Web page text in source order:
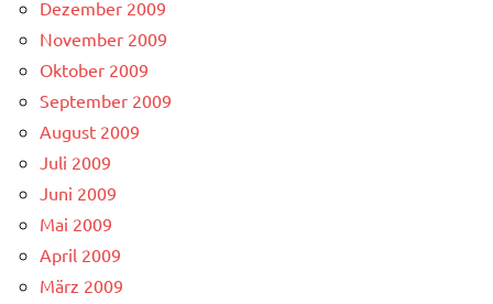
Dezember 2009
November 2009
Oktober 2009
September 2009
August 2009
Juli 2009
Juni 2009
Mai 2009
April 2009
März 2009